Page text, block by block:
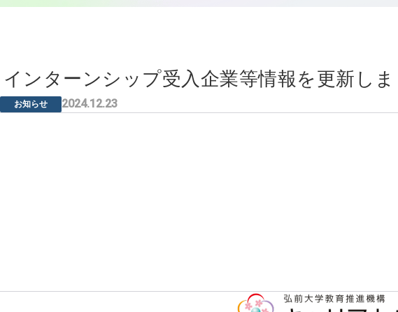
インターンシップ受入企業等情報を更新しま
お知らせ 2024.12.23